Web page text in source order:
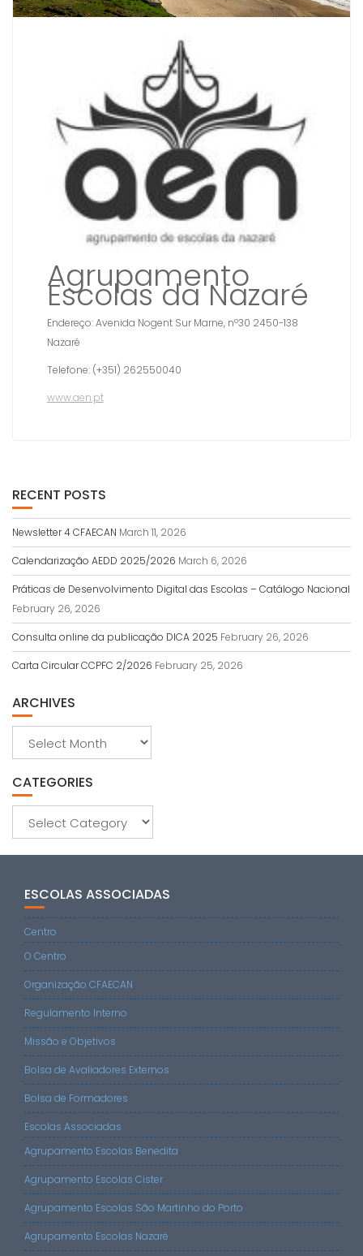
Agrupamento
Escolas da Nazaré
Endereço: Avenida Nogent Sur Marne, nº30 2450-138
Nazaré
Telefone: (+351) 262550040
www.aen.pt
RECENT POSTS
Newsletter 4 CFAECAN March 11, 2026
Calendarização AEDD 2025/2026 March 6, 2026
Práticas de Desenvolvimento Digital das Escolas – Catálogo Nacional
February 26, 2026
Consulta online da publicação DICA 2025 February 26, 2026
Carta Circular CCPFC 2/2026 February 25, 2026
ARCHIVES
CATEGORIES
ESCOLAS ASSOCIADAS
Centro
O Centro
Organização CFAECAN
Regulamento Interno
Missão e Objetivos
Bolsa de Avaliadores Externos
Bolsa de Formadores
Escolas Associadas
Agrupamento Escolas Benedita
Agrupamento Escolas Cister
Agrupamento Escolas São Martinho do Porto
Agrupamento Escolas Nazaré